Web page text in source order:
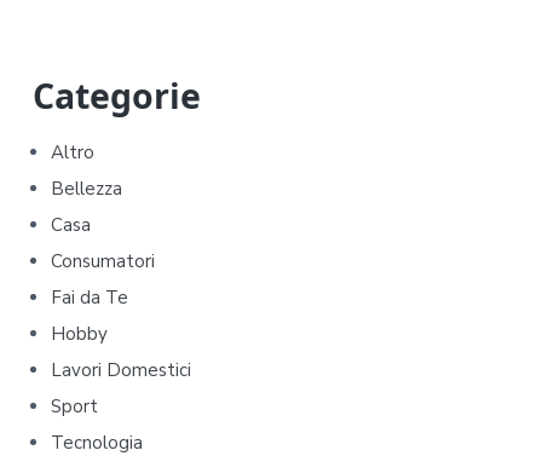
P
r
i
m
a
r
y
S
Categorie
Altro
Bellezza
Casa
Consumatori
Fai da Te
Hobby
Lavori Domestici
Sport
Tecnologia